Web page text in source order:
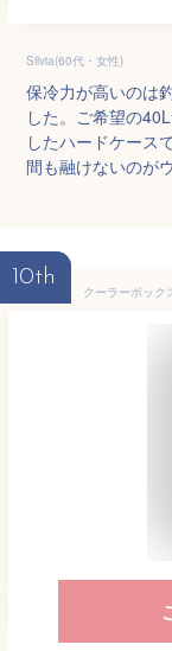
Silvia(60代・女性)
保冷力が高いのは
した。ご希望の
したハードケース
間も融けないのが
10th